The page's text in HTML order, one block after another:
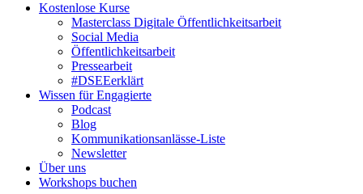
Kostenlose Kurse
Masterclass Digitale Öffentlichkeitsarbeit
Social Media
Öffentlichkeitsarbeit
Pressearbeit
#DSEEerklärt
Wissen für Engagierte
Podcast
Blog
Kommunikationsanlässe-Liste
Newsletter
Über uns
Workshops buchen